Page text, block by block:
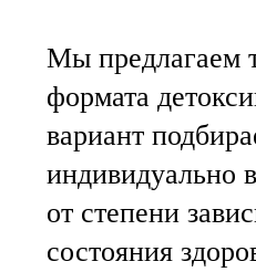
Мы предлагаем
формата
вариант
индивидуально
от степени
состояния